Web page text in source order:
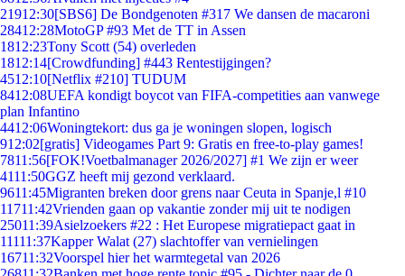
21912:30[SBS6] De Bondgenoten #317 We dansen de macaroni
28412:28MotoGP #93 Met de TT in Assen
1812:23Tony Scott (54) overleden
1812:14[Crowdfunding] #443 Rentestijgingen?
4512:10[Netflix #210] TUDUM
8412:08UEFA kondigt boycot van FIFA-competities aan vanwege
plan Infantino
4412:06Woningtekort: dus ga je woningen slopen, logisch
912:02[gratis] Videogames Part 9: Gratis en free-to-play games!
7811:56[FOK!Voetbalmanager 2026/2027] #1 We zijn er weer
4111:50GGZ heeft mij gezond verklaard.
9611:45Migranten breken door grens naar Ceuta in Spanje,l #10
11711:42Vrienden gaan op vakantie zonder mij uit te nodigen
25011:39Asielzoekers #22 : Het Europese migratiepact gaat in
11111:37Kapper Walat (27) slachtoffer van vernielingen
16711:32Voorspel hier het warmtegetal van 2026